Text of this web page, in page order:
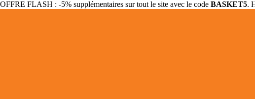
OFFRE FLASH : -5% supplémentaires sur tout le site avec le code BASKET5.